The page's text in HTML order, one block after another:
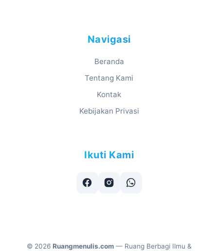
Navigasi
Beranda
Tentang Kami
Kontak
Kebijakan Privasi
Ikuti Kami
© 2026 Ruangmenulis.com— Ruang Berbagi Ilmu &